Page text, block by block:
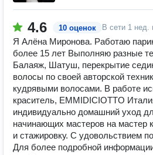
4.6 10 оценок В сети 1 нед.
Я Алёна Миронова. Работаю
более 15 лет Выполняю разные
Балаяж, Шатуш, перекрытие
волосы по своей авторской
кудрявыми волосами. В работе
краситель, EMMIDICIOTTO
индивидуально домашний уход
начинающих мастеров на мастер
и стажировку. С удовольствием
Для более подробной